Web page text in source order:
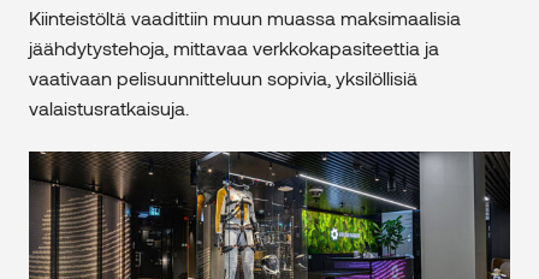
Kiinteistöltä vaadittiin muun muassa maksimaalisia
jäähdytystehoja, mittavaa verkkokapasiteettia ja
vaativaan pelisuunnitteluun sopivia, yksilöllisiä
valaistusratkaisuja.